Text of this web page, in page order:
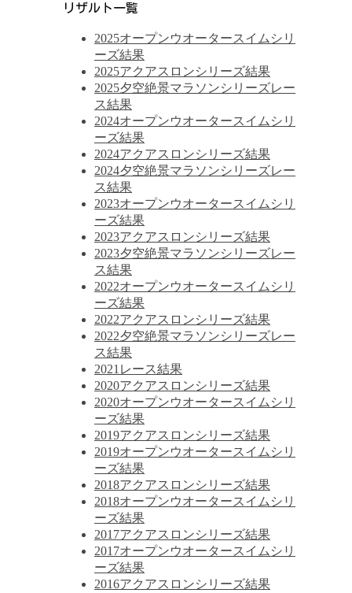
リザルト一覧
2025オープンウオータースイムシリ
ーズ結果
2025アクアスロンシリーズ結果
2025夕空絶景マラソンシリーズレー
ス結果
2024オープンウオータースイムシリ
ーズ結果
2024アクアスロンシリーズ結果
2024夕空絶景マラソンシリーズレー
ス結果
2023オープンウオータースイムシリ
ーズ結果
2023アクアスロンシリーズ結果
2023夕空絶景マラソンシリーズレー
ス結果
2022オープンウオータースイムシリ
ーズ結果
2022アクアスロンシリーズ結果
2022夕空絶景マラソンシリーズレー
ス結果
2021レース結果
2020アクアスロンシリーズ結果
2020オープンウオータースイムシリ
ーズ結果
2019アクアスロンシリーズ結果
2019オープンウオータースイムシリ
ーズ結果
2018アクアスロンシリーズ結果
2018オープンウオータースイムシリ
ーズ結果
2017アクアスロンシリーズ結果
2017オープンウオータースイムシリ
ーズ結果
2016アクアスロンシリーズ結果